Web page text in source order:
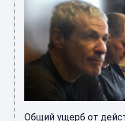
Общий ущерб от